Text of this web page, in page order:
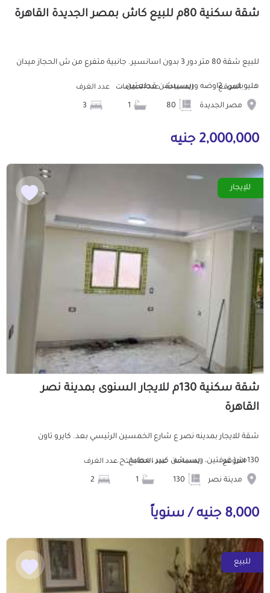
شقة سكنية 80م للبيع كاش بمصر الجديدة القاهرة
للبيع شقة 80 متر دور 3 بدون اسانسير. جانبية متفرع من ش الحجاز ميدان
هليوبلس. 2اوضه وريسيبشن قطعتين...
الموقع
مصر الجديدة
المساحة عدد الحمامات عدد الغرف
2,000,000 جنيه
للإيجار
شقة سكنية 130م للايجار السنوى بمدينة نصر
القاهرة
شقة للايجار بمدينه نصر ع شارع الخمسين الرئيسي بعد. كايرو تاون
130متر( غرفتين، ريسبشن كبير ، مطبخ، ح... الموقع
مدينة نصر
المساحة عدد الحمامات عدد الغرف
8,000 جنيه / سنوياً
للبيع